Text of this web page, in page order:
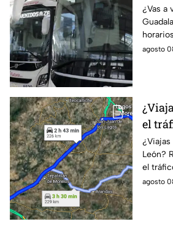
y
¿Vas a
agosto
el
8 de
¿Viajas
León?
el
agosto